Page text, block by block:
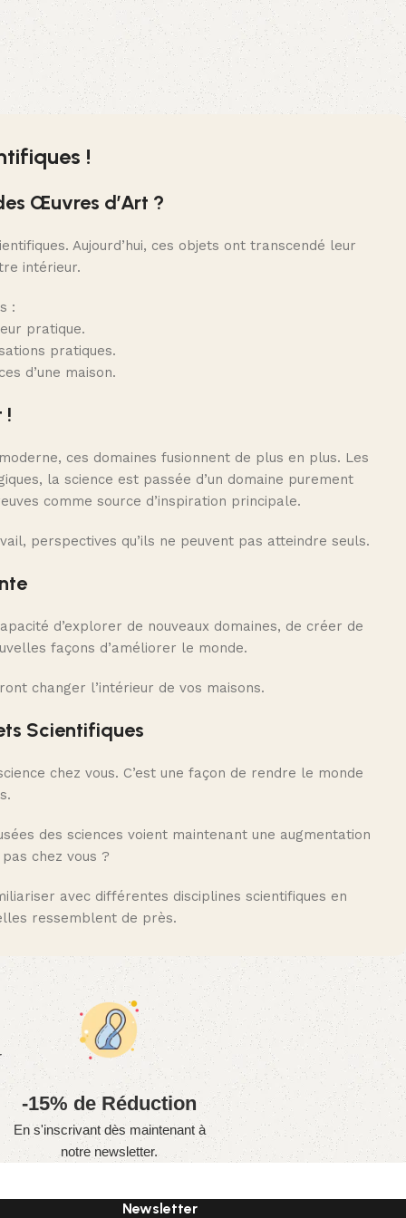
!
Œuvres d’Art ?
Aujourd’hui, ces objets ont transcendé leur
intérieur.
:
pratique.
pratiques.
d’une maison.
!
ces domaines fusionnent de plus en plus. Les
la science est passée d’un domaine purement
comme source d’inspiration principale.
perspectives qu’ils ne peuvent pas atteindre seuls.
d’explorer de nouveaux domaines, de créer de
façons d’améliorer le monde.
changer l’intérieur de vos maisons.
Scientifiques
chez vous. C’est une façon de rendre le monde
des sciences voient maintenant une augmentation
chez vous ?
avec différentes disciplines scientifiques en
ressemblent de près.
-15% de Réduction
En s'inscrivant dès maintenant à
notre newsletter.
Newsletter